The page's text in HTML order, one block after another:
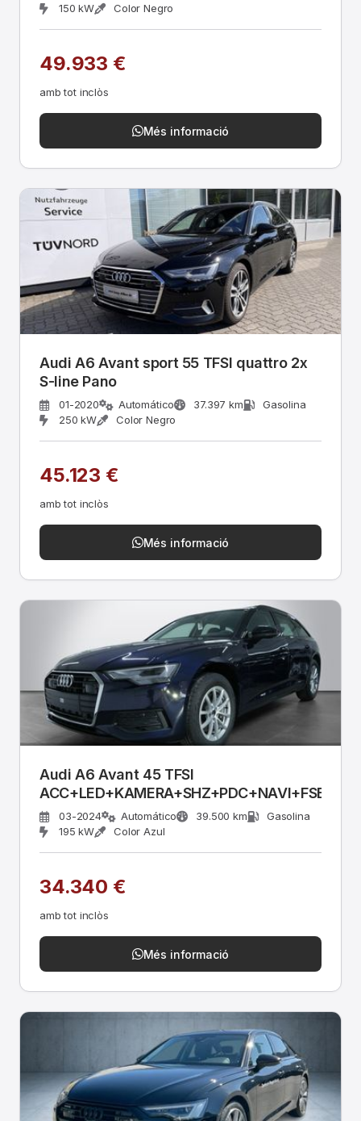
150 kW
Color Negro
49.933 €
amb tot inclòs
Més informació
Audi A6 Avant sport 55 TFSI quattro 2x
S-line Pano
01-2020 Automático 37.397 km
Gasolina
250 kW
Color Negro
45.123 €
amb tot inclòs
Més informació
Audi A6 Avant 45 TFSI
ACC+LED+KAMERA+SHZ+PDC+NAVI+FSE
03-2024 Automático 39.500 km
Gasolina
195 kW
Color Azul
34.340 €
amb tot inclòs
Més informació